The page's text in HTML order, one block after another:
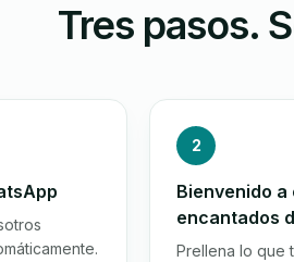
Tres pasos.
2
Bienvenido a
encantados
Prellena lo que